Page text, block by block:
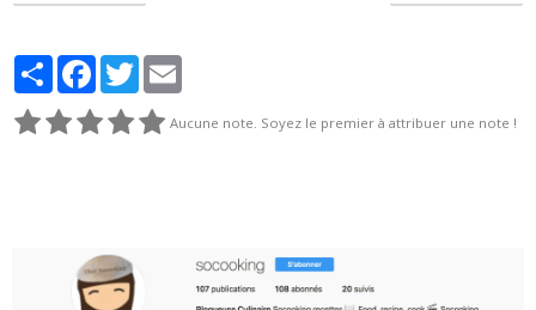
PartagerFacebook
Twitter
Aucune note. Soyez le premier à attribuer une note !